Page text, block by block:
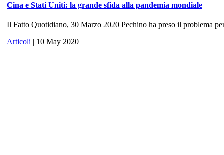
Cina e Stati Uniti: la grande sfida alla pandemia mondiale
Il Fatto Quotidiano, 30 Marzo 2020 Pechino ha preso il problema
Articoli | 10 May 2020